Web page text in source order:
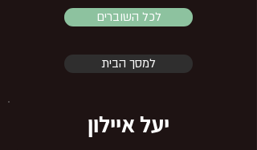
לכל השוברים
למסך הבית
יעל איילון